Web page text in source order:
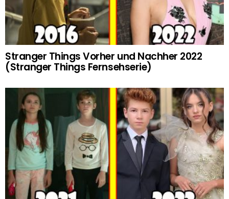
Stranger Things Vorher und Nachher 2022
(Stranger Things Fernsehserie)